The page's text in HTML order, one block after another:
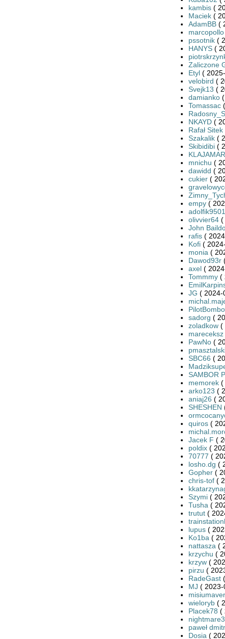
kambis(
Maciek(
AdamBB(
marcopollo
pssotnik(
HANYS(
Zaliczone
Etyl(
velobird (
Svejk13 (
damianko(
Tomassac(
NKAYD(
Rafał Sitek
Szakalik(
Skibidibi(
mnichu (
dawidd (
cukier(
empy(
adolfik9501
olivvier64(
John
rafis(
Kofi(
monia (
Dawod93r
axel(
Tommmy(
JG ( 2024-
sadorg (
zoladkow(
mareceksz
PawNo(
SBC66 (
SAMBOR
memorek(
arko123 (
aniaj26 (
SHESHEN
quiros(
Jacek F (
poldix(
70777 (
losho.dg (
Gopher(
chris-tof(
Szymi(
Tusha (
trutut(
lupus(
Ko1ba (
nattasza (
krzychu (
krzyw(
pirzu (
RadeGast(
MJ ( 2023-
wieloryb(
Placek78 (
paweł
Dosia (